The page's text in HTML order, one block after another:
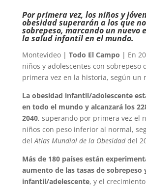
Por primera vez, los niños y
obesidad superarán a los que
sobrepeso, marcando un nuevo
la salud infantil en el mundo.
Montevideo | Todo El Campo | En
niños y adolescentes con sobrepeso
primera vez en la historia, según un
La obesidad infantil/adolescente
en todo el mundo y alcanzará los
2040, superando por primera vez el
niños con peso inferior al normal,
del Atlas Mundial de la Obesidaddel
Más de 180 países están
aumento de las tasas de sobrepeso
infantil/adelescente, y el